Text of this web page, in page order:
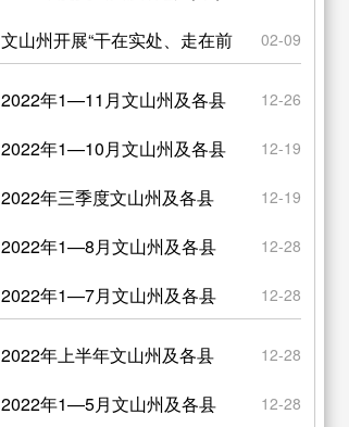
要经济指标“晒成绩...
文山州开展“干在实处、走在前
列”行动2022年第四...
02-09
2022年1—11月文山州及各县
（市）主要经济指标...
12-26
2022年1—10月文山州及各县
（市）主要经济指...
12-19
2022年三季度文山州及各县
（市）主要经济指标”晒...
12-19
2022年1—8月文山州及各县
（市）主要经济指标“...
12-28
2022年1—7月文山州及各县
（市）主要经济指标“...
12-28
2022年上半年文山州及各县
（市）主要经济指标排名...
12-28
2022年1—5月文山州及各县 12-28